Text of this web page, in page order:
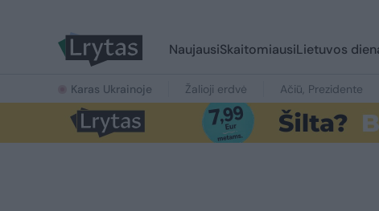
NaujausiSkaitomiausiLietuvos
Karas Ukrainoje Žalioji erdvė Ačiū, Prezidente